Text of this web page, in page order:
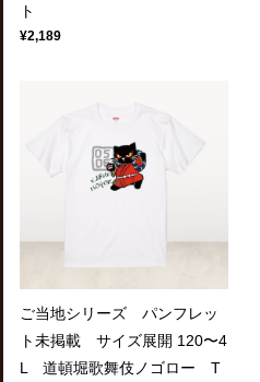
ト
¥2,189
ご当地シリーズ パンフレッ
ト未掲載 サイズ展開 120〜4
L 道頓堀歌舞伎ノゴロー T